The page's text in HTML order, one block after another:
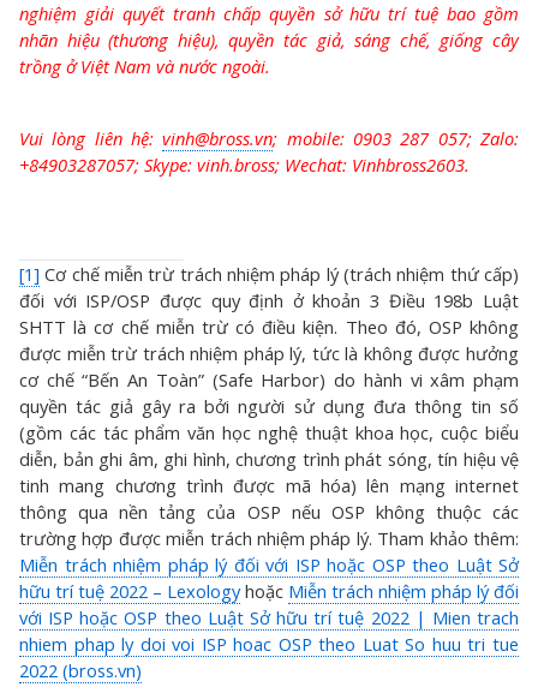
nghiệm giải quyết tranh chấp quyền sở hữu trí tuệ bao gồm
nhãn hiệu (thương hiệu), quyền tác giả, sáng chế, giống cây
trồng ở Việt Nam và nước ngoài.
Vui lòng liên hệ:vinh@bross.vn; mobile: 0903 287 057; Zalo:
+84903287057; Skype: vinh.bross; Wechat: Vinhbross2603.
[1] Cơ chế miễn trừ trách nhiệm pháp lý (trách nhiệm thứ cấp)
đối với ISP/OSP được quy định ở khoản 3 Điều 198b Luật
SHTT là cơ chế miễn trừ có điều kiện. Theo đó, OSP không
được miễn trừ trách nhiệm pháp lý, tức là không được hưởng
cơ chế “Bến An Toàn” (Safe Harbor) do hành vi xâm phạm
quyền tác giả gây ra bởi người sử dụng đưa thông tin số
(gồm các tác phẩm văn học nghệ thuật khoa học, cuộc biểu
diễn, bản ghi âm, ghi hình, chương trình phát sóng, tín hiệu vệ
tinh mang chương trình được mã hóa) lên mạng internet
thông qua nền tảng của OSP nếu OSP không thuộc các
trường hợp được miễn trách nhiệm pháp lý. Tham khảo thêm:
Miễn trách nhiệm pháp lý đối với ISP hoặc OSP theo Luật Sở
hữu trí tuệ 2022 – Lexologyhoặc Miễn trách nhiệm pháp lý đối
với ISP hoặc OSP theo Luật Sở hữu trí tuệ 2022 | Mien trach
nhiem phap ly doi voi ISP hoac OSP theo Luat So huu tri tue
2022 (bross.vn)